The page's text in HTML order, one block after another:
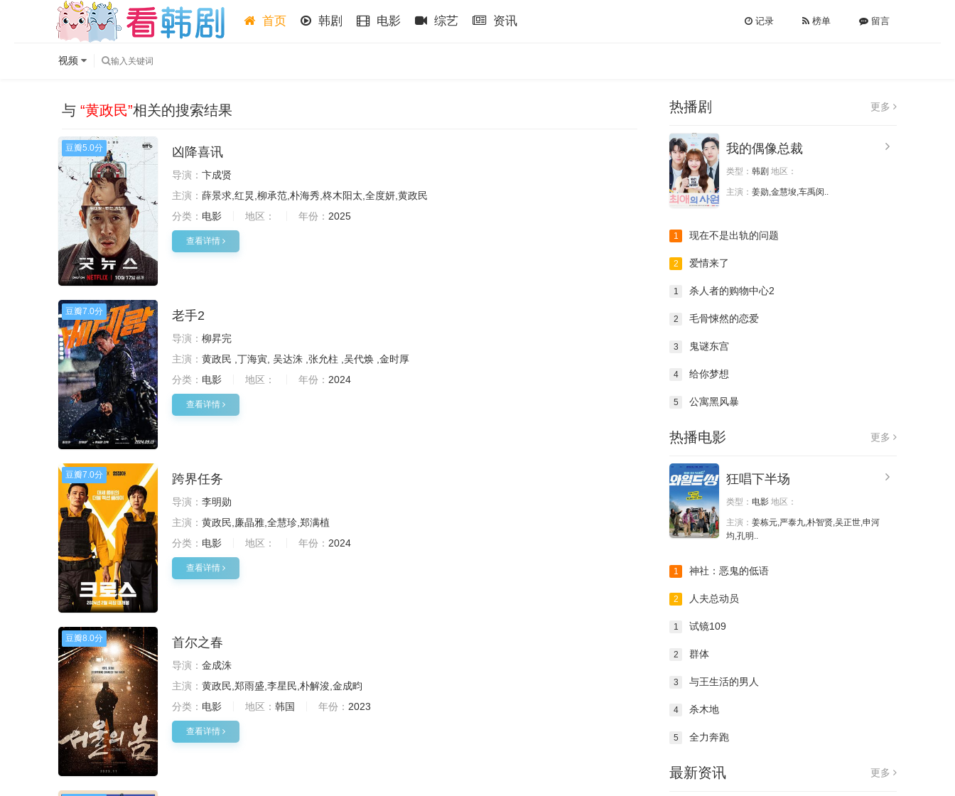
首页 韩剧 电影 综艺 资讯 记录 榜单 留言
视频
与 “黄政民”相关的搜索结果
豆瓣5.0分 凶降喜讯
导演： 卞成贤
主演： 薛景求,红炅,柳承范,朴海秀,柊木阳太,全度妍,黄政民
分类： 电影 地区： 年份： 2025
查看详情
豆瓣7.0分 老手2
导演： 柳昇完
主演： 黄政民 ,丁海寅, 吴达洙 ,张允柱 ,吴代焕 ,金时厚
分类： 电影 地区： 年份： 2024
查看详情
豆瓣7.0分 跨界任务
导演： 李明勋
主演： 黄政民,廉晶雅,全慧珍,郑满植
分类： 电影 地区： 年份： 2024
查看详情
豆瓣8.0分 首尔之春
导演： 金成洙
主演： 黄政民,郑雨盛,李星民,朴解浚,金成畇
分类： 电影 地区： 韩国 年份： 2023
查看详情
热播剧 更多
我的偶像总裁
类型： 韩剧 地区：
主演： 姜勋,金慧埈,车禹闵..
1 现在不是出轨的问题
2 爱情来了
1 杀人者的购物中心2
2 毛骨悚然的恋爱
3 鬼谜东宫
4 给你梦想
5 公寓黑风暴
热播电影 更多
狂唱下半场
类型： 电影 地区：
主演： 姜栋元,严泰九,朴智贤,吴正世,申河
均,孔明..
1 神社：恶鬼的低语
2 人夫总动员
1 试镜109
2 群体
3 与王生活的男人
4 杀木地
5 全力奔跑
最新资讯 更多